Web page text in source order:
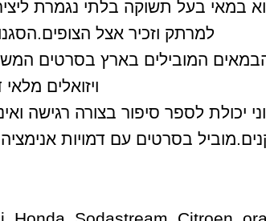
במאי בעל תשוקה בלתי נגמרת
למרתק וזכיר אצל
המובילים בארץ בסרטים
ויזואלים
יכולת לספר סיפור בצורה רגישה
בסרטים עם דמויות